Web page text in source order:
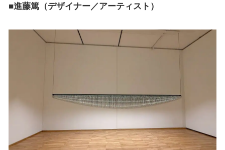
■進藤篤（デザイナー／アーティスト）